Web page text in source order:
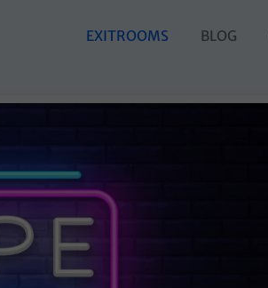
EXITROOMS BLOG